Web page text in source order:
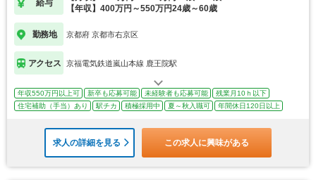
給与
【年収】400万円～550万円24歳～60歳
勤務地 京都府 京都市右京区
アクセス 京福電気鉄道嵐山本線 鹿王院駅
年収550万円以上可 新卒も応募可能 未経験者も応募可能
残業月10ｈ以下
住宅補助（手当）あり
駅チカ 積極採用中 夏～秋入職可 年間休日120日以上
求人の詳細を見る この求人に興味がある